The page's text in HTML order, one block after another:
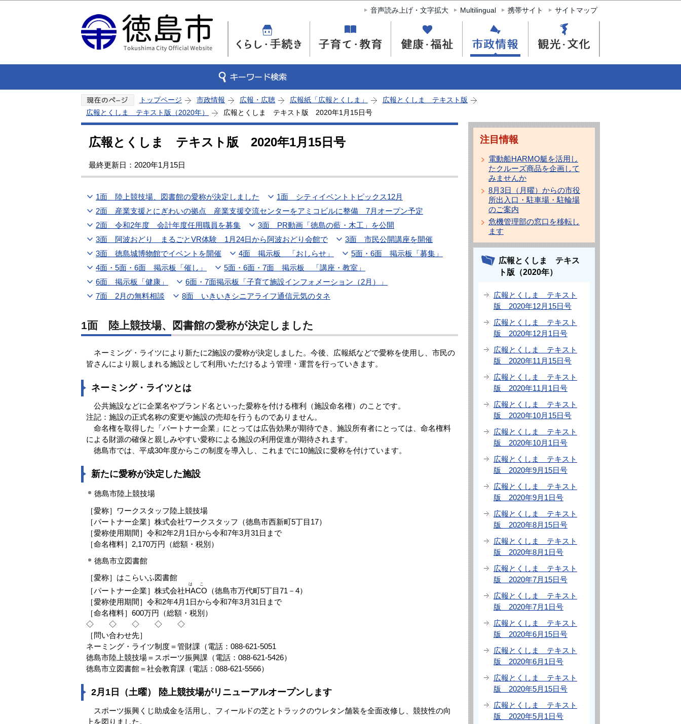
このページの本文へ移動
音声読み上げ・文字拡大 Multilingual 携帯サイト サイトマップ
トップページ 市政情報 広報・広聴 広報紙「広報とくしま」
広報とくしま テキスト版
広報とくしま テキスト版（2020年）
広報とくしま テキスト版 2020年1月15日号
広報とくしま テキスト版 2020年1月15日号
最終更新日：2020年1月15日
1面 陸上競技場、図書館の愛称が決定しました
1面 シティイベントトピックス12月
2面 産業支援とにぎわいの拠点 産業支援交流センターをアミコビルに整備 7月オープン予定
2面 令和2年度 会計年度任用職員を募集
3面 PR動画「徳島の藍・木工」を公開
3面 阿波おどり まるごとVR体験 1月24日から阿波おどり会館で
3面 市民公開講座を開催
3面 徳島城博物館でイベントを開催
4面 掲示板 「おしらせ」
5面・6面 掲示板「募集」
4面・5面・6面 掲示板「催し」
5面・6面・7面 掲示板 「講座・教室」
6面 掲示板「健康」
6面・7面掲示板「子育て施設インフォメーション（2月）」
7面 2月の無料相談
8面 いきいきシニアライフ通信元気のタネ
1面 陸上競技場、図書館の愛称が決定しました
ネーミング・ライツにより新たに2施設の愛称が決定しました。今後、広報紙などで愛称を使用し、市民の
皆さんにより親しまれる施設として利用いただけるよう管理・運営を行っていきます。
ネーミング・ライツとは
公共施設などに企業名やブランド名といった愛称を付ける権利（施設命名権）のことです。
注記：施設の正式名称の変更や施設の売却を行うものでありません。
命名権を取得した「パートナー企業」にとっては広告効果が期待でき、施設所有者にとっては、命名権料
による財源の確保と親しみやすい愛称による施設の利用促進が期待されます。
徳島市では、平成30年度からこの制度を導入し、これまでに10施設に愛称を付けています。
新たに愛称が決定した施設
徳島市陸上競技場
［愛称］ワークスタッフ陸上競技場
［パートナー企業］株式会社ワークスタッフ（徳島市西新町5丁目17）
［愛称使用期間］令和2年2月1日から令和7年3月31日まで
［命名権料］2,170万円（総額・税別）
徳島市立図書館
［愛称］はこらいふ図書館
［パートナー企業］株式会社HACO
はこ
（徳島市万代町5丁目71－4）
［愛称使用期間］令和2年4月1日から令和7年3月31日まで
［命名権料］600万円（総額・税別）
◇ ◇ ◇ ◇ ◇
［問い合わせ先］
ネーミング・ライツ制度＝管財課（電話：088-621-5051
徳島市陸上競技場＝スポーツ振興課（電話：088-621-5426）
徳島市立図書館＝社会教育課（電話：088-621-5566）
2月1日（土曜） 陸上競技場がリニューアルオープンします
スポーツ振興くじ助成金を活用し、フィールドの芝とトラックのウレタン舗装を全面改修し、競技性の向
上を図りました。
注目情報
電動船HARMO艇を活用し
たクルーズ商品を企画して
みませんか
8月3日（月曜）からの市役
所出入口・駐車場・駐輪場
のご案内
危機管理部の窓口を移転し
ます
広報とくしま テキス
ト版（2020年）
広報とくしま テキスト
版 2020年12月15日号
広報とくしま テキスト
版 2020年12月1日号
広報とくしま テキスト
版 2020年11月15日号
広報とくしま テキスト
版 2020年11月1日号
広報とくしま テキスト
版 2020年10月15日号
広報とくしま テキスト
版 2020年10月1日号
広報とくしま テキスト
版 2020年9月15日号
広報とくしま テキスト
版 2020年9月1日号
広報とくしま テキスト
版 2020年8月15日号
広報とくしま テキスト
版 2020年8月1日号
広報とくしま テキスト
版 2020年7月15日号
広報とくしま テキスト
版 2020年7月1日号
広報とくしま テキスト
版 2020年6月15日号
広報とくしま テキスト
版 2020年6月1日号
広報とくしま テキスト
版 2020年5月15日号
広報とくしま テキスト
版 2020年5月1日号